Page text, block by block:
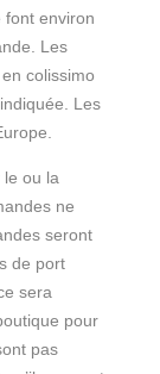
font environ
Les
colissimo
Les
ou la
ne
seront
de port
sera
pour
pas